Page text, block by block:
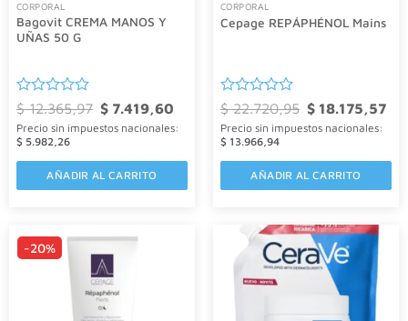
CORPORAL
Bagovit CREMA MANOS Y
UÑAS 50 G
Valorado
con
0
de
5
$12.365,97 El
precio
original
$7.419,60El
actual
Precio sin impuestos nacionales:
$ 5.982,26
AÑADIR AL CARRITO
CORPORAL
Cepage REPÁPHÉNOL Mains
Valorado
con
0
de
5
$22.720,95 El
precio
original
$18.175,57El
Precio sin impuestos nacionales:
$ 13.966,94
AÑADIR AL CARRITO
-20%